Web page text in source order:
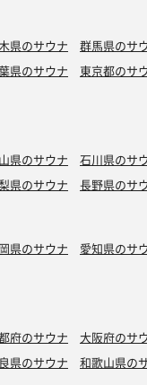
県のサウナ
群馬県のサ
県のサウナ
東京都のサ
県のサウナ
石川県のサ
県のサウナ 長野県のサ
県のサウナ
愛知県のサ
府のサウナ
大阪府のサ
県のサウナ 和歌山県の